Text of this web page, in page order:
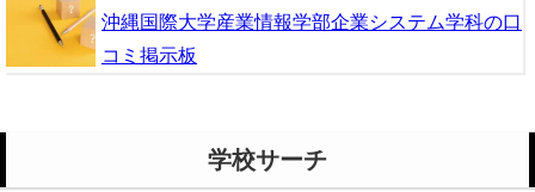
沖縄国際大学産業情報学部企業システム学科の口
コミ掲示板
学校サーチ